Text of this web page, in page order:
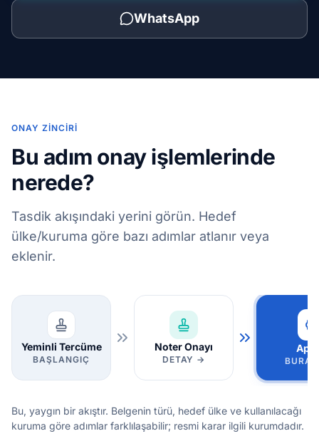
WhatsApp
ONAY ZINCIRI
Bu adım onay işlemlerinde
nerede?
Tasdik akışındaki yerini görün. Hedef
ülke/kuruma göre bazı adımlar atlanır veya
eklenir.
Yeminli Tercüme
BAŞLANGIÇ
Noter Onayı
DETAY →
Bu, yaygın bir akıştır. Belgenin türü, hedef ülke ve kullanılacağı
kuruma göre adımlar farklılaşabilir; resmi karar ilgili kurumdadır.